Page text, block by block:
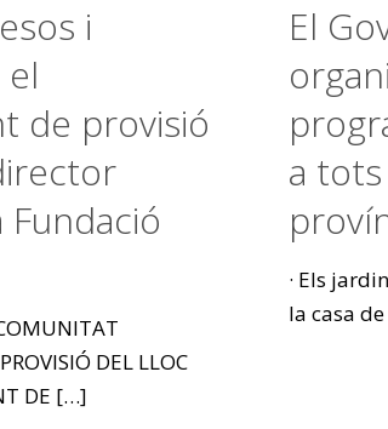
i
de provisió
DEL LLOC
DE […]
El
a
· Els
la casa